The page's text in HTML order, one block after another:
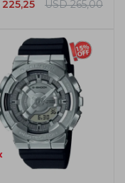
225,25 USD 265,00